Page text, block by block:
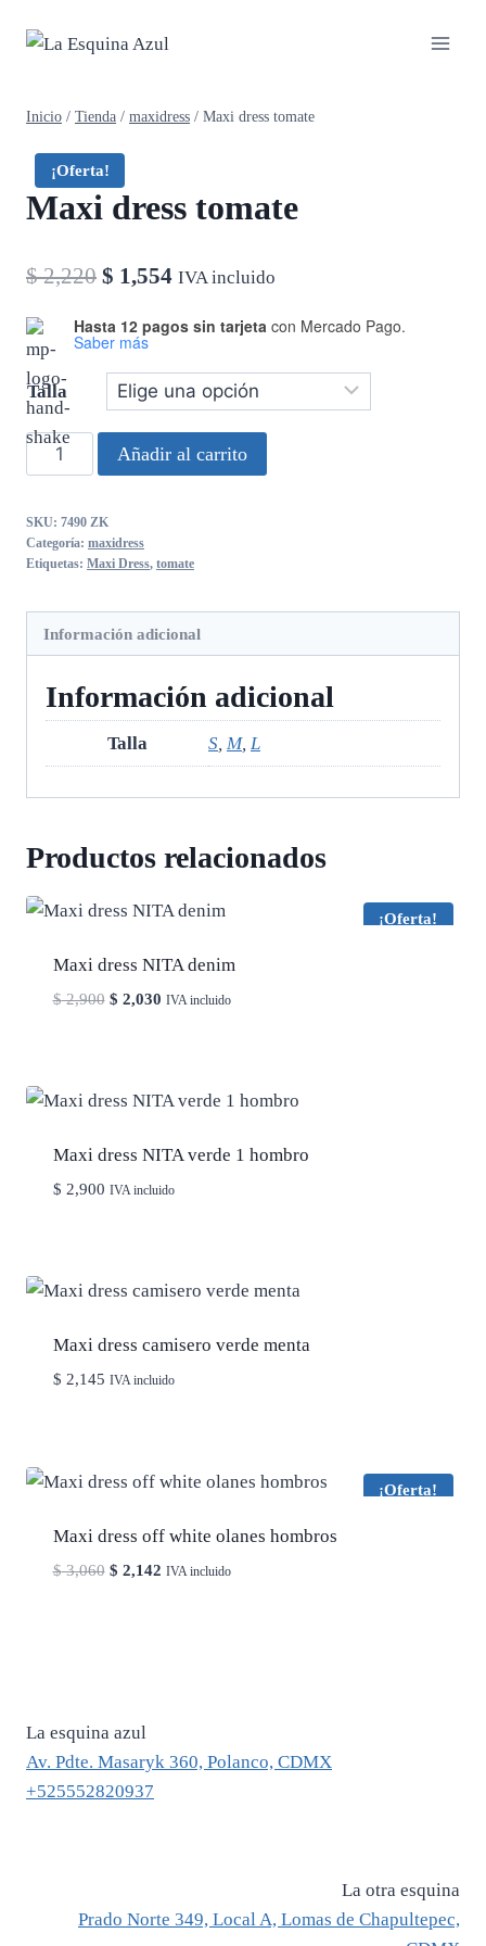
Inicio / Tienda / maxidress / Maxi dress tomate
¡Oferta!
Maxi dress tomate
$2,220 El
original
era:
$ 1,554 El
es:
IVA incluido
Hasta 12 pagos sin tarjeta con Mercado Pago.
Saber más
Talla
Maxi
dress
cantidad
Añadir al carrito
SKU: 7490 ZK
Categoría: maxidress
Etiquetas: Maxi Dress, tomate
Información adicional
Información adicional
Talla S, M, L
Productos relacionados
¡Oferta!
Maxi dress NITA denim
$2,900 El
$ 2,900.
$ 2,030El
$ 2,030.
IVA incluido
Maxi dress NITA verde 1 hombro
$ 2,900 IVA incluido
Maxi dress camisero verde menta
$ 2,145 IVA incluido
¡Oferta!
Maxi dress off white olanes hombros
$3,060 El
$ 2,142ElIVA incluido
La esquina azul
Av. Pdte. Masaryk 360, Polanco, CDMX
+525552820937
La otra esquina
Prado Norte 349, Local A, Lomas de Chapultepec,